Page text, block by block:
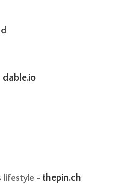
dable.io
lifestyle - thepin.ch